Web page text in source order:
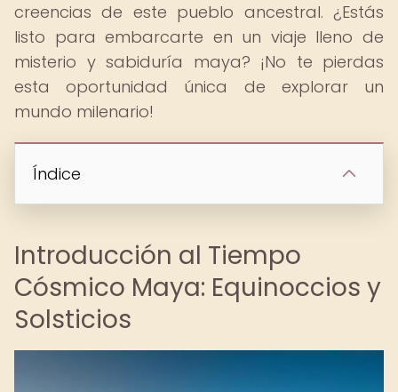
creencias de este pueblo ancestral. ¿Estás
listo para embarcarte en un viaje lleno de
misterio y sabiduría maya? ¡No te pierdas
esta oportunidad única de explorar un
mundo milenario!
Índice
Introducción al Tiempo
Cósmico Maya: Equinoccios y
Solsticios